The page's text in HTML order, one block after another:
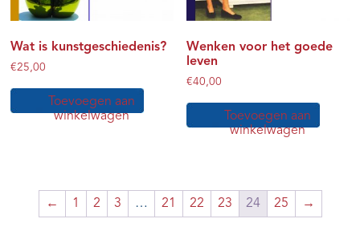
Wat is kunstgeschiedenis?
€25,00
Toevoegen aan
winkelwagen
Wenken voor het goede
leven
€40,00
Toevoegen aan
winkelwagen
← 1 2 3 … 21 22 23 24 25 →